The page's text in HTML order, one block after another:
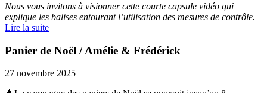
Nous vous invitons à visionner cette courte capsule vidéo qui
explique les balises entourant l’utilisation des mesures de contrôle.
Lire la suite
Panier de Noël / Amélie & Frédérick
27 novembre 2025